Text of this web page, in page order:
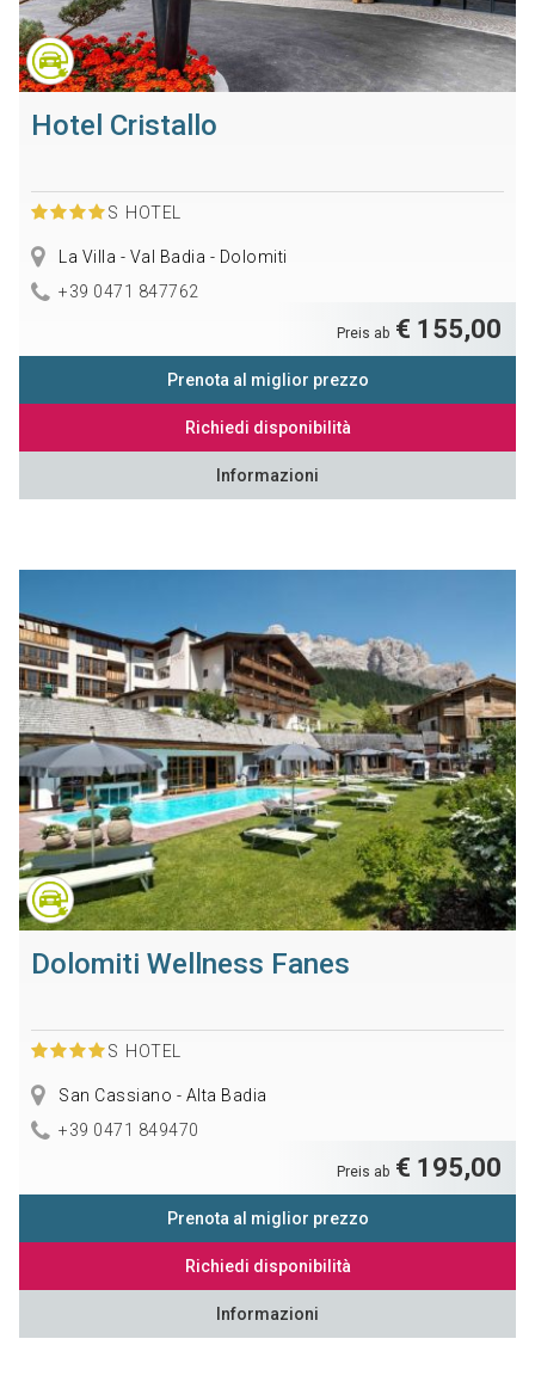
Hotel Cristallo
S HOTEL
La Villa - Val Badia - Dolomiti
+39 0471 847762
Preis ab € 155,00
Prenota al miglior prezzo
Richiedi disponibilità
Informazioni
Dolomiti Wellness Fanes
S HOTEL
San Cassiano - Alta Badia
+39 0471 849470
Preis ab € 195,00
Prenota al miglior prezzo
Richiedi disponibilità
Informazioni